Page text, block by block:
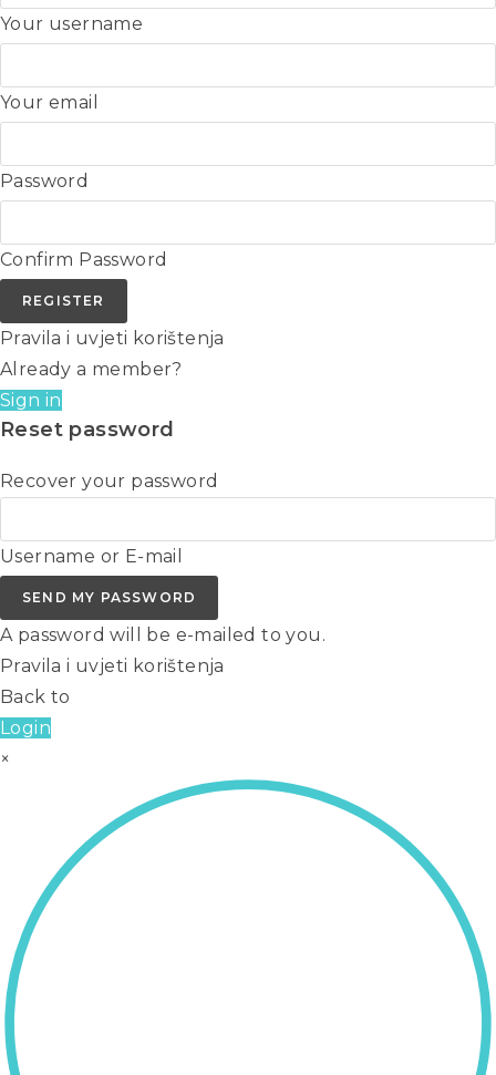
Your username
Your email
Password
Confirm Password
REGISTER
Pravila i uvjeti korištenja
Already a member?
Sign in
Reset password
Recover your password
Username or E-mail
SEND MY PASSWORD
A password will be e-mailed to you.
Pravila i uvjeti korištenja
Back to
Login
×